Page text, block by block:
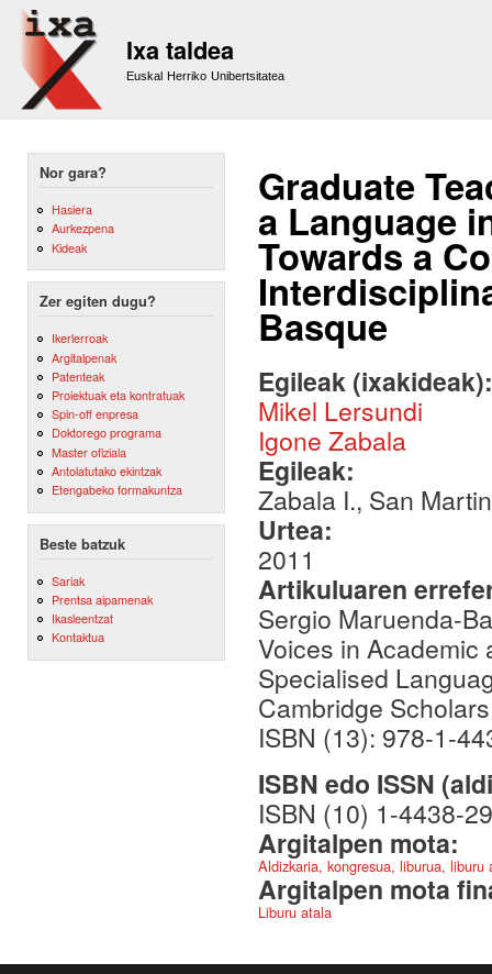
Ixa taldea
Euskal Herriko Unibertsitatea
Nor gara?
Hasiera
Aurkezpena
Kideak
Zer egiten dugu?
Ikerlerroak
Argitalpenak
Patenteak
Proiektuak eta kontratuak
Spin-off enpresa
Doktorego programa
Master ofiziala
Antolatutako ekintzak
Etengabeko formakuntza
Beste batzuk
Sariak
Prentsa aipamenak
Ikasleentzat
Kontaktua
Graduate
a Language
Towards a
Basque
Egileak
Mikel Lersundi
Igone Zabala
Egileak:
Zabala I., San
Urtea:
2011
Artikuluaren
Sergio Maruenda-
Voices in Academic
Specialised
Cambridge
ISBN (13): 978-1-
ISBN edo ISSN
ISBN (10) 1-4438-
Argitalpen mota:
Aldizkaria, kongresua, liburua,
Argitalpen mota
Liburu atala